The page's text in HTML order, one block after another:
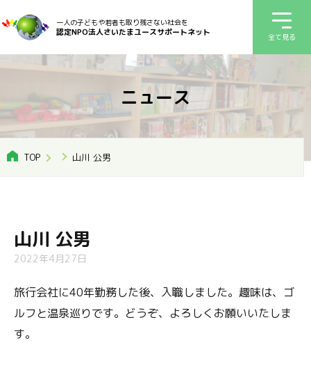
一人の子どもや若者も取り残さない社会を
認定NPO法人さいたまユースサポートネット 全て見る
ニュース
TOP 山川 公男
山川 公男
2022年4月27日
旅行会社に40年勤務した後、入職しました。趣味は、ゴ
ルフと温泉巡りです。どうぞ、よろしくお願いいたしま
す。